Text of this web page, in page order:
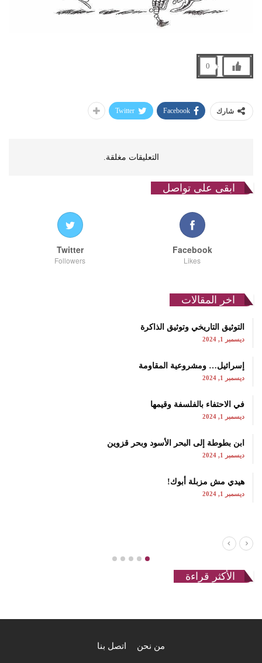
0
شارك Facebook
Twitter
التعليقات مغلقة.
ابقى على تواصل
Facebook
Likes
Twitter
Followers
اخر المقالات
التوثيق التاريخي وتوثيق الذاكرة
ديسمبر 1, 2024
إسرائيل… ومشروعية المقاومة
ديسمبر 1, 2024
في الاحتفاء بالفلسفة وقيمها
ديسمبر 1, 2024
ابن بطوطة إلى البحر الأسود وبحر قزوين
ديسمبر 1, 2024
هيدي مش مزبلة أبوك!
ديسمبر 1, 2024
الأكثر قراءة
من نحن اتصل بنا